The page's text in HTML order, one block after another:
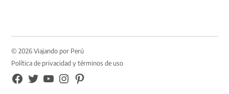
© 2026 Viajando por Perú
Política de privacidad y términos de uso
FB
TW YouTubeInstagramPinterest